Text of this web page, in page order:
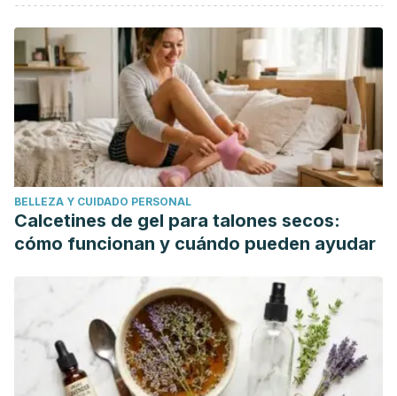
Avellaneda, D.(2006).Debajo del vestido y por encima
de la piel: historia de la ropa interior femenina . Nobuko.
Cabanillas, B., & Silvana, M.
(2022). Mejoramiento de
estilos de vida saludables y su efecto en la disminución de
infecciones vaginales, en mujeres en edad reproductiva
del centro poblado la Huaraclla, Cajamarca- Perú - 2018.
Universidad Nacional de Cajamarca.
https://repositorio.unc.edu.pe/handle/20.500.14074/4947
de Pineda, M., & Ruth, V.(2018). Conocimientos,
percepciones y prácticas sobre la infección de vías
urinarias de mujeres embarazadas de la Unidad
Comunitaria de Salud Familiar ­ Intermedia Panchimalco,
municipio de Panchimalco, El Salvador, Octubre 2017. 71–71.
https://pesquisa.bvsalud.org/portal/resource/pt/biblio-
1007938
BELLEZA Y CUIDADO PERSONAL
Calcetines de gel para talones secos:
cómo funcionan y cuándo pueden ayudar